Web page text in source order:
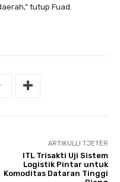
tutup Fuad.
ARTIKULLI TJETËR
ITL Trisakti Uji Sistem
Logistik Pintar untuk
Komoditas Dataran Tinggi